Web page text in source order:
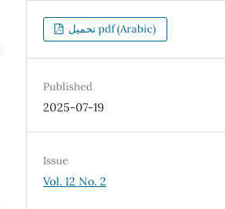
تحميل pdf (Arabic)
Published
2025-07-19
Issue
Vol. 12 No. 2